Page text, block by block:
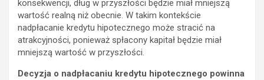
konsekwencji, dług w przyszłości będzie miał mniejszą
wartość realną niż obecnie. W takim kontekście
nadpłacanie kredytu hipotecznego może stracić na
atrakcyjności, ponieważ spłacony kapitał będzie miał
mniejszą wartość w przyszłości.
Decyzja o nadpłacaniu kredytu hipotecznego powinna